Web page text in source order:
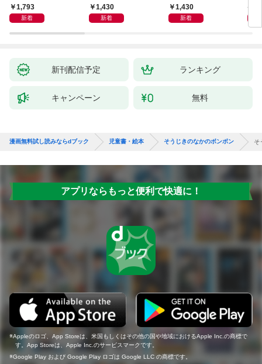
1,793
新着
弾！ 危機イッパツ編
1,430
新着
ー大集合 あそべるず
かん
1,430
新着
新刊配信予定 ランキング
キャンペーン 無料
漫画無料試し読みならdブック 児童書・絵本 そうじきのなかのボンボン そ
アプリならもっと便利で快適に！
Appleのロゴ、App Storeは、米国もしくはその他の国や地域におけるApple Inc.の商標で
す。App Storeは、Apple Inc.のサービスマークです。
Google Play および Google Play ロゴは Google LLC の商標です。